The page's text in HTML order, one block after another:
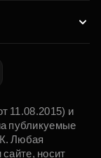
11.08.2015) и
публикуемые
Любая
носит